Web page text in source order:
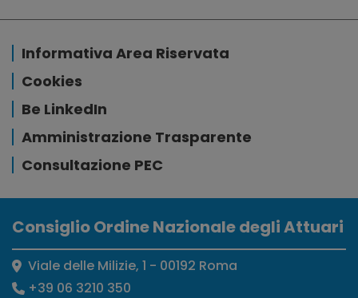
Informativa Area Riservata
Cookies
Be LinkedIn
Amministrazione Trasparente
Consultazione PEC
Consiglio Ordine Nazionale degli Attuari
Viale delle Milizie, 1 - 00192 Roma
+39 06 3210 350